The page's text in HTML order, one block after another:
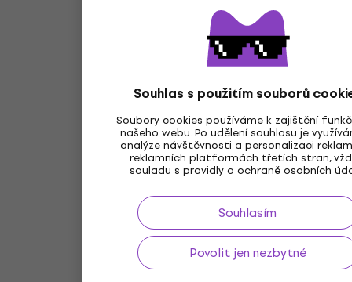
Souhlas s použitím souborů
Soubory cookies používáme k zajištění
našeho webu. Po udělení souhlasu je
analýze návštěvnosti a personalizaci
reklamních platformách třetích stran,
souladu s pravidly o ochraně osobních
Souhlasím
Povolit jen nezbytné